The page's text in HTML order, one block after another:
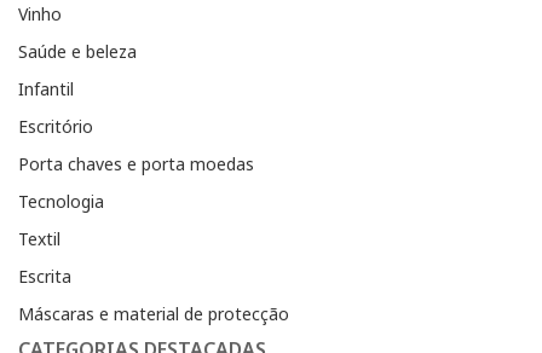
Vinho
Saúde e beleza
Infantil
Escritório
Porta chaves e porta moedas
Tecnologia
Textil
Escrita
Máscaras e material de protecção